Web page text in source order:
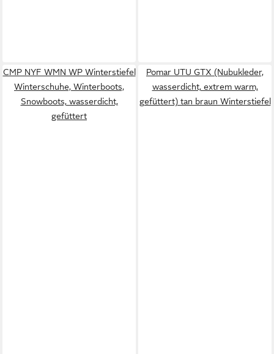
CMP NYF WMN WP Winterstiefel
Winterschuhe, Winterboots,
Snowboots, wasserdicht,
gefüttert
Pomar UTU GTX (Nubukleder,
wasserdicht, extrem warm,
gefüttert) tan braun Winterstiefel